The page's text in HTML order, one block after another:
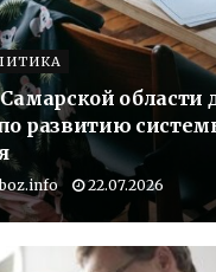
области
развитию
22.07.2026